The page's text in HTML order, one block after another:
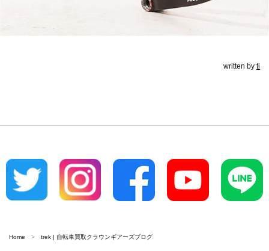
written by ti
Home trek | 自転車買取クラウンギアーズブログ